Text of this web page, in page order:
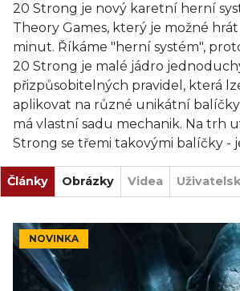
20 Strong je nový karetní herní
Theory Games, který je možné
minut. Říkáme "herní systém",
20 Strong je malé jádro
přizpůsobitelných pravidel, která
aplikovat na různé unikátní
má vlastní sadu mechanik. Na trh
Strong se třemi takovými balíčky -
do světa Too Many Bones, jeden
Hoplomachus: Victorum, a jeden v
vesmírné lodi Solar Sentinels.
ve vývoji a plánujeme je
z nich budou naši zákazníci
Strong pouze sólo hra, ale i to se
balíčcích využívajících tuto sadu
Články Obrázky Videa
NOVINKA